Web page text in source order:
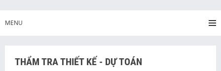
MENU
THẨM TRA THIẾT KẾ - DỰ TOÁN